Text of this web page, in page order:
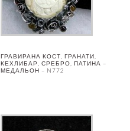
ГРАВИРАНА КОСТ, ГРАНАТИ,
КЕХЛИБАР, СРЕБРО, ПАТИНА –
МЕДАЛЬОН – N772